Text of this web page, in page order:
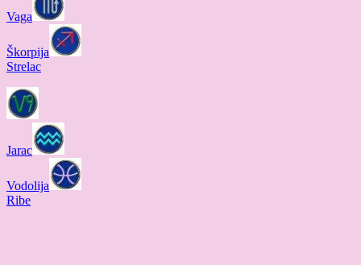
Vaga
Škorpija
Strelac
Jarac
Vodolija
Ribe